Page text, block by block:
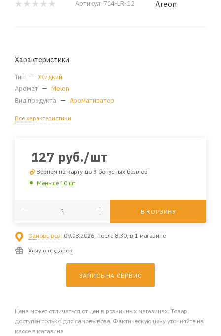
Артикул: 704-LR-12 Areon
Характеристики
Тип — Жидкий
Аромат — Melon
Вид продукта — Ароматизатор
Все характеристики
127 руб./шт
Вернем на карту до 3 бонусных баллов
Меньше 10 шт
В КОРЗИНУ
Самовывоз: 09.08.2026, после 8:30, в 1 магазине
Хочу в подарок
ЗАПИСЬ НА СЕРВИС
Цена может отличаться от цен в розничных магазинах. Товар
доступен только для самовывоза. Фактическую цену уточняйте на
кассе в магазине